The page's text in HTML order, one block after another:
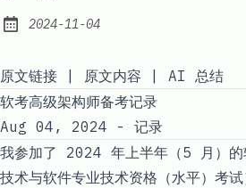
Published:
2024-11-04
原文链接 原文内容
AI 总结
软考高级架构师备考记录
Aug 04, 2024 - 记录
我参加了 2024 年上半年（5 月）的
技术与软件专业技术资格（水平）考